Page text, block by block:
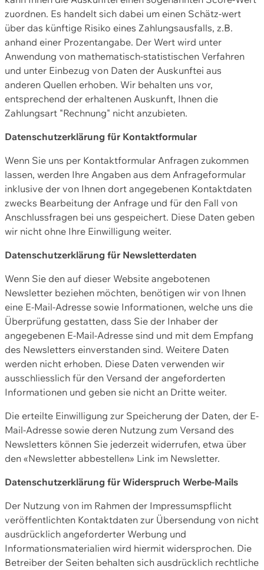
zuordnen. Es handelt sich dabei um einen Schätz-wert
über das künftige Risiko eines Zahlungsausfalls, z.B.
anhand einer Prozentangabe. Der Wert wird unter
Anwendung von mathematisch-statistischen Verfahren
und unter Einbezug von Daten der Auskunftei aus
anderen Quellen erhoben. Wir behalten uns vor,
entsprechend der erhaltenen Auskunft, Ihnen die
Zahlungsart "Rechnung" nicht anzubieten.
Datenschutzerklärung für Kontaktformular
Wenn Sie uns per Kontaktformular Anfragen zukommen
lassen, werden Ihre Angaben aus dem Anfrageformular
inklusive der von Ihnen dort angegebenen Kontaktdaten
zwecks Bearbeitung der Anfrage und für den Fall von
Anschlussfragen bei uns gespeichert. Diese Daten geben
wir nicht ohne Ihre Einwilligung weiter.
Datenschutzerklärung für Newsletterdaten
Wenn Sie den auf dieser Website angebotenen
Newsletter beziehen möchten, benötigen wir von Ihnen
eine E-Mail-Adresse sowie Informationen, welche uns die
Überprüfung gestatten, dass Sie der Inhaber der
angegebenen E-Mail-Adresse sind und mit dem Empfang
des Newsletters einverstanden sind. Weitere Daten
werden nicht erhoben. Diese Daten verwenden wir
ausschliesslich für den Versand der angeforderten
Informationen und geben sie nicht an Dritte weiter.
Die erteilte Einwilligung zur Speicherung der Daten, der E-
Mail-Adresse sowie deren Nutzung zum Versand des
Newsletters können Sie jederzeit widerrufen, etwa über
den «Newsletter abbestellen» Link im Newsletter.
Datenschutzerklärung für Widerspruch Werbe-Mails
Der Nutzung von im Rahmen der Impressumspflicht
veröffentlichten Kontaktdaten zur Übersendung von nicht
ausdrücklich angeforderter Werbung und
Informationsmaterialien wird hiermit widersprochen. Die
Betreiber der Seiten behalten sich ausdrücklich rechtliche